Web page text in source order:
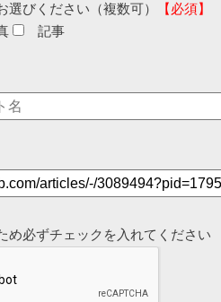
選びください（複数可）
【必須】
記事
め必ずチェックを入れてください